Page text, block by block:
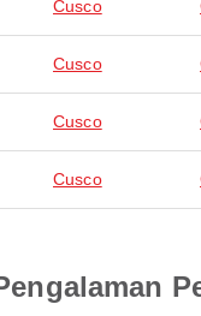
Cusco
Cusco
Cusco
Cusco